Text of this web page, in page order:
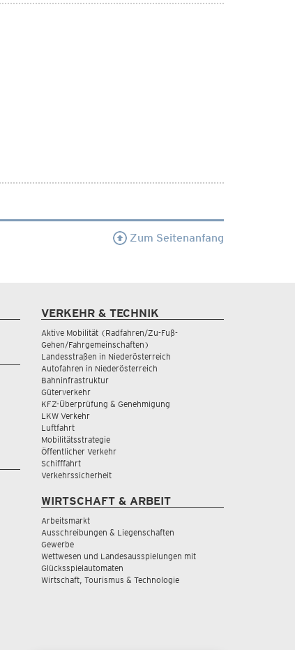
Zum Seitenanfang
VERKEHR & TECHNIK
Aktive Mobilität (Radfahren/Zu-Fuß-
Gehen/Fahrgemeinschaften)
Landesstraßen in Niederösterreich
Autofahren in Niederösterreich
Bahninfrastruktur
Güterverkehr
KFZ-Überprüfung & Genehmigung
LKW Verkehr
Luftfahrt
Mobilitätsstrategie
Öffentlicher Verkehr
Schifffahrt
Verkehrssicherheit
WIRTSCHAFT & ARBEIT
Arbeitsmarkt
Ausschreibungen & Liegenschaften
Gewerbe
Wettwesen und Landesausspielungen mit
Glücksspielautomaten
Wirtschaft, Tourismus & Technologie